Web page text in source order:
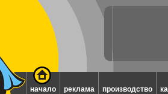
начало реклама производство